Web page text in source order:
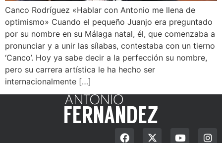
Canco Rodríguez «Hablar con Antonio me llena de
optimismo» Cuando el pequeño Juanjo era preguntado
por su nombre en su Málaga natal, él, que comenzaba a
pronunciar y a unir las sílabas, contestaba con un tierno
‘Canco’. Hoy ya sabe decir a la perfección su nombre,
pero su carrera artística le ha hecho ser
internacionalmente […]